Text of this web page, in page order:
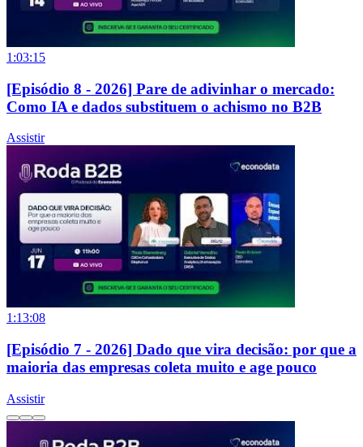
1:03:15
[Episódio 8 - 2026] Pare de adivinhar o mercado:
Como IA e dados substituem o achismo no B2B
Assistir
1:13:08
[Episódio 7 - 2026] Dado que vira decisão: por que a
maioria das empresas coleta muito e age pouco
Assistir